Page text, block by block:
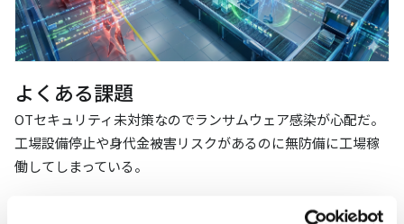
よくある課題
OTセキュリティ未対策なのでランサムウェア感染が心配だ。
工場設備停止や身代金被害リスクがあるのに無防備に工場稼
働してしまっている。